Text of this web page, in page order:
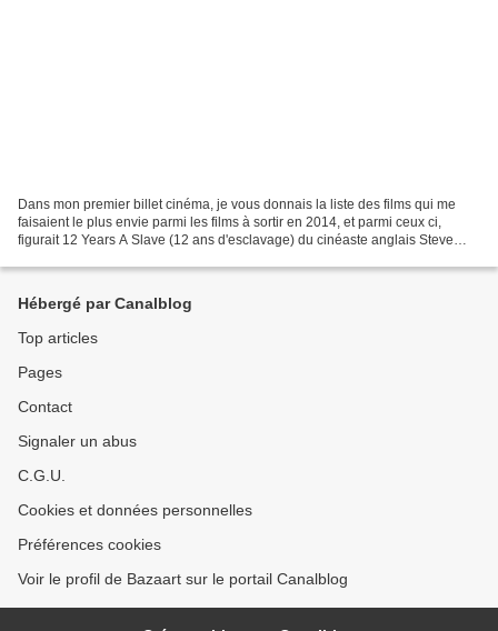
Dans mon premier billet cinéma, je vous donnais la liste des films qui me
faisaient le plus envie parmi les films à sortir en 2014, et parmi ceux ci,
figurait 12 Years A Slave (12 ans d'esclavage) du cinéaste anglais Steve
Hébergé par Canalblog
Top articles
Pages
Contact
Signaler un abus
C.G.U.
Cookies et données personnelles
Préférences cookies
Voir le profil de Bazaart sur le portail Canalblog